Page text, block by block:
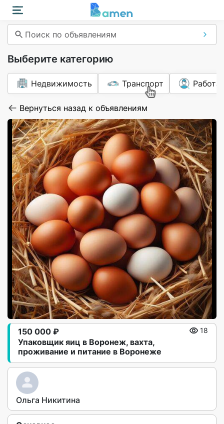
Поиск по объявлениям
Выберите категорию
Недвижимость Транспорт Работа
Вернуться назад к объявлениям
Упаковщик яиц в Воронеж, вахта,
проживание и питание в Воронеже
150 000 ₽ 18
Ольга Никитина